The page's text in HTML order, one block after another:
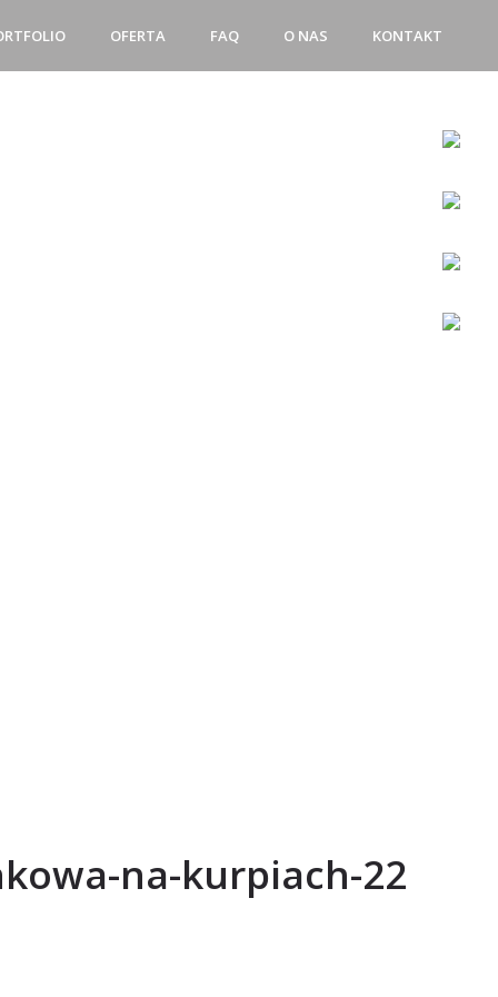
OFERTA FAQ O NAS KONTAKT
na-kurpiach-22